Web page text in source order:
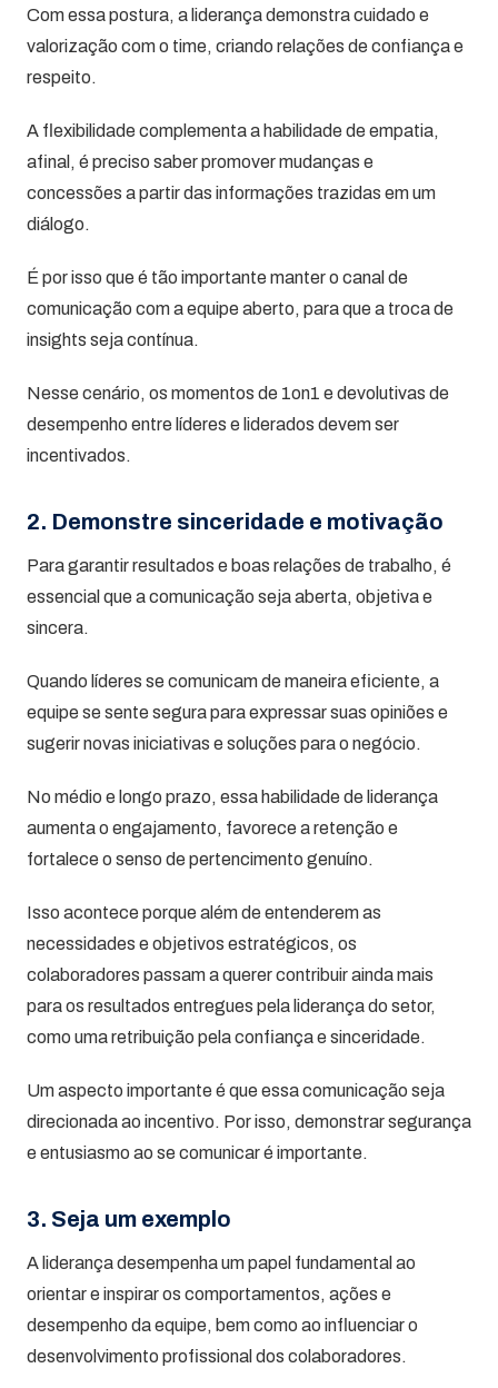
Com essa postura, a liderança demonstra cuidado e
valorização com o time, criando relações de confiança e
respeito.
A flexibilidade complementa a habilidade de empatia,
afinal, é preciso saber promover mudanças e
concessões a partir das informações trazidas em um
diálogo.
É por isso que é tão importante manter o canal de
comunicação com a equipe aberto, para que a troca de
insights seja contínua.
Nesse cenário, os momentos de 1on1 e devolutivas de
desempenho entre líderes e liderados devem ser
incentivados.
2. Demonstre sinceridade e motivação
Para garantir resultados e boas relações de trabalho, é
essencial que a comunicação seja aberta, objetiva e
sincera.
Quando líderes se comunicam de maneira eficiente, a
equipe se sente segura para expressar suas opiniões e
sugerir novas iniciativas e soluções para o negócio.
No médio e longo prazo, essa habilidade de liderança
aumenta o engajamento, favorece a retenção e
fortalece o senso de pertencimento genuíno.
Isso acontece porque além de entenderem as
necessidades e objetivos estratégicos, os
colaboradores passam a querer contribuir ainda mais
para os resultados entregues pela liderança do setor,
como uma retribuição pela confiança e sinceridade.
Um aspecto importante é que essa comunicação seja
direcionada ao incentivo. Por isso, demonstrar segurança
e entusiasmo ao se comunicar é importante.
3. Seja um exemplo
A liderança desempenha um papel fundamental ao
orientar e inspirar os comportamentos, ações e
desempenho da equipe, bem como ao influenciar o
desenvolvimento profissional dos colaboradores.